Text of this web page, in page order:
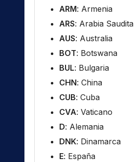
ARM: Armenia
ARS: Arabia Saudita
AUS: Australia
BOT: Botswana
BUL: Bulgaria
CHN: China
CUB: Cuba
CVA: Vaticano
D: Alemania
DNK: Dinamarca
E: España